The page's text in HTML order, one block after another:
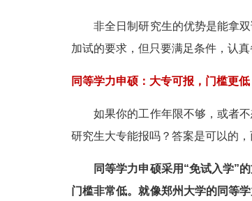
非全日制研究生的优势是能拿双
加试的要求，但只要满足条件，认
同等学力申硕：大专可报，门槛更低
如果你的工作年限不够，或者不
研究生大专能报吗？答案是可以的
同等学力申硕采用“免试入学”的
门槛非常低。就像郑州大学的同等